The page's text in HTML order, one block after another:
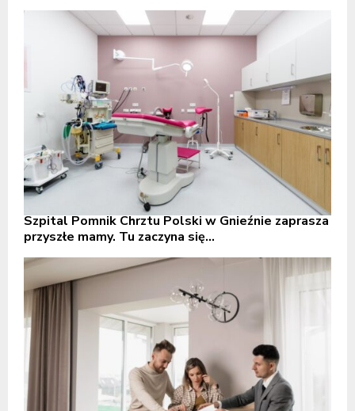
Szpital Pomnik Chrztu Polski w Gnieźnie zaprasza
przyszłe mamy. Tu zaczyna się...